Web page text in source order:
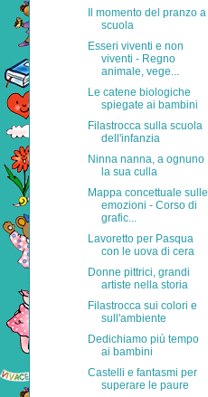
Il momento del pranzo a
scuola
Esseri viventi e non
viventi - Regno
animale, vege...
Le catene biologiche
spiegate ai bambini
Filastrocca sulla scuola
dell'infanzia
Ninna nanna, a ognuno
la sua culla
Mappa concettuale sulle
emozioni - Corso di
grafic...
Lavoretto per Pasqua
con le uova di cera
Donne pittrici, grandi
artiste nella storia
Filastrocca sui colori e
sull'ambiente
Dedichiamo più tempo
ai bambini
Castelli e fantasmi per
superare le paure